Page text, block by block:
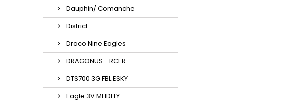
Dauphin/ Comanche
District
Draco Nine Eagles
DRAGONUS - RCER
DTS700 3G FBL ESKY
Eagle 3V MHDFLY